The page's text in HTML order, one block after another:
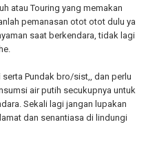
atau Touring yang memakan
pemanasan otot otot dulu ya
saat berkendara, tidak lagi
Pundak bro/sist,, dan perlu
air putih secukupnya untuk
Sekali lagi jangan lupakan
dan senantiasa di lindungi